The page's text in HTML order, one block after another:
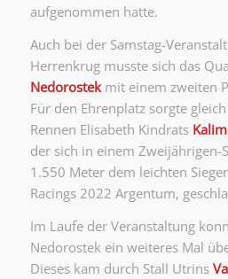
aufgenommen hatte.
Auch bei der Samstag-
Herrenkrug musste sich das
Nedorostekmit einem zweiten
Für den Ehrenplatz sorgte
Rennen Elisabeth Kindrats
der sich in einem Zweijährigen-
1.550 Meter dem leichten
Racings 2022 Argentum,
Im Laufe der Veranstaltung
Nedorostek ein weiteres Mal
Dieses kam durch Stall Utrins